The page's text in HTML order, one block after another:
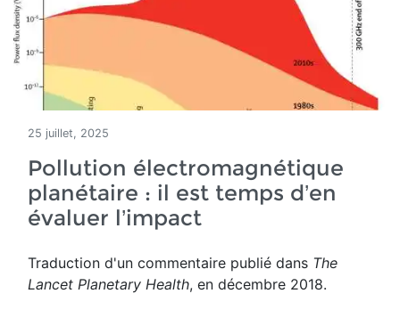
25 juillet, 2025
Pollution électromagnétique
planétaire : il est temps d’en
évaluer l’impact
Traduction d'un commentaire publié dans The
Lancet Planetary Health, en décembre 2018.